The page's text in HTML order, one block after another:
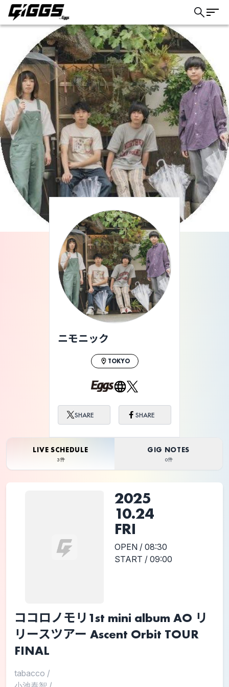
ライブ体験をもっと楽しく、もっと便利
ニモニック
TOKYO
SHARE SHARE
こちら
LIVE SCHEDULE
3件
GIG NOTES
0件
2025
10.24
FRI
OPEN / 08:30
START / 09:00
ココロノモリ1st mini album AO リ
リースツアー Ascent Orbit TOUR
FINAL
tabacco /